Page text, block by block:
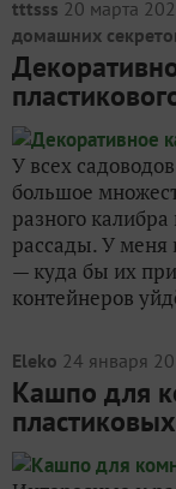
tttsss 20 марта
домашних
У всех
большое
разного
рассады. У меня
— куда бы их
контейнеров
Eleko 24 января
Кашпо для